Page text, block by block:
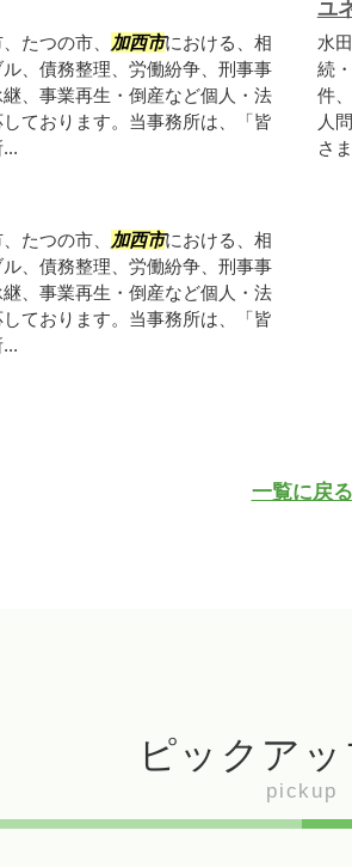
たつの市、 加西市における、相
、債務整理、労働紛争、刑事事
、事業再生・倒産など個人・法
ております。当事務所は、「皆
ユ
水
続
件
人
さ
たつの市、 加西市における、相
、債務整理、労働紛争、刑事事
、事業再生・倒産など個人・法
ております。当事務所は、「皆
一覧に戻る
ピックア
pickup